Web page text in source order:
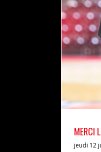
MERCI
jeudi 12